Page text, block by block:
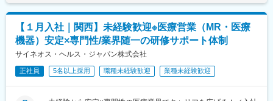
手当もアップします。つまり、やりがいや努力がきちんと報われ
る報酬制度になっています。
【サポート体制】
配属後は担当マネージャーが丁寧に支援します。日々の仕事の悩
す。また知識・スキルレベルを上げるために様々な研修をご用意
・医療機関との賃貸借契約の契約締結と与信管理
・医療機器に対して使用成績調査等のPMS業務
・治療開始時における機器の手配、医療機関や社内各部署との調
整
＜営業スタイル＞
主に大学病院や基幹病院の医師や医療従事者に対して、実際の症
【１月入社｜関西】未経験歓迎※医療営業（MR・医療
機器）安定×専門性/業界随一の研修サポート体制
サイネオス・ヘルス・ジャパン株式会社
正社員 5名以上採用 職種未経験歓迎 業種未経験歓迎